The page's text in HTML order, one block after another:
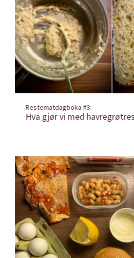
Restematdagboka #3:
Hva gjør vi med